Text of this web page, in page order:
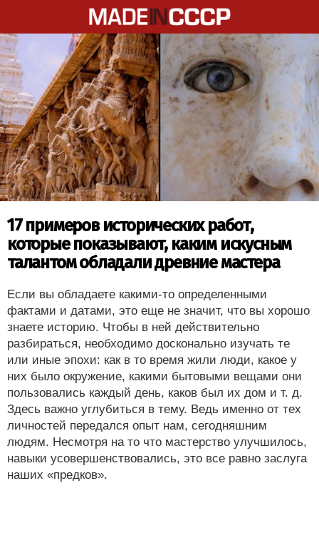
17 примеров исторических работ,
которые показывают, каким искусным
талантом обладали древние мастера
Если вы обладаете какими-то определенными
фактами и датами, это еще не значит, что вы хорошо
знаете историю. Чтобы в ней действительно
разбираться, необходимо досконально изучать те
или иные эпохи: как в то время жили люди, какое у
них было окружение, какими бытовыми вещами они
пользовались каждый день, каков был их дом и т. д.
Здесь важно углубиться в тему. Ведь именно от тех
личностей передался опыт нам, сегодняшним
людям. Несмотря на то что мастерство улучшилось,
навыки усовершенствовались, это все равно заслуга
наших «предков».